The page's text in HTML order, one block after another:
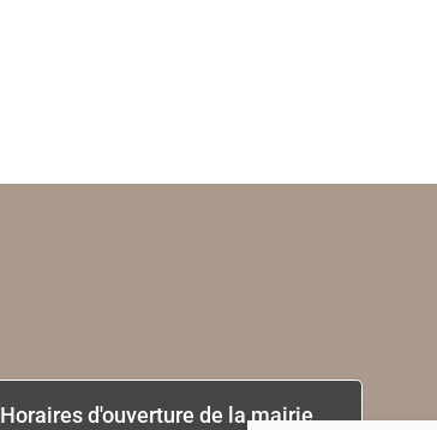
Horaires d'ouverture de la mairie